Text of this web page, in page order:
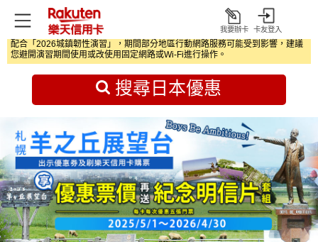
打
開
我要辦卡 卡友登入
配合「2026城鎮韌性演習」，期間部分地區行動網路服務可能受到影響，建議
您避開演習期間使用或改使用固定網路或Wi‑Fi進行操作。
首頁 日本旅遊優惠
搜尋日本優惠